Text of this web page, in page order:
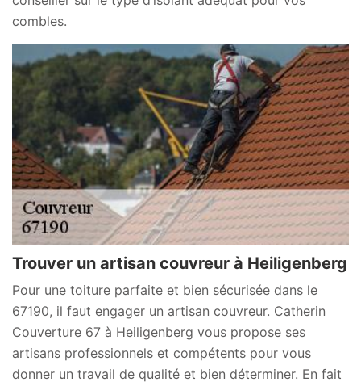
combles.
Trouver un artisan couvreur à Heiligenberg
Pour une toiture parfaite et bien sécurisée dans le
67190, il faut engager un artisan couvreur. Catherin
Couverture 67 à Heiligenberg vous propose ses
artisans professionnels et compétents pour vous
donner un travail de qualité et bien déterminer. En fait